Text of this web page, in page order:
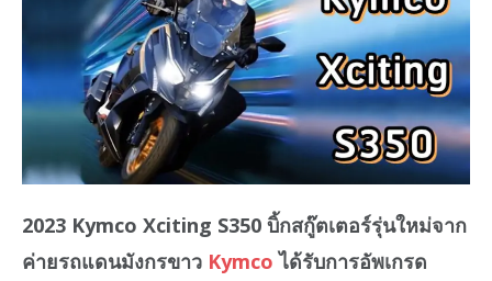
2023 Kymco Xciting S350 บิ้กสกู๊ตเตอร์รุ่นใหม่จาก
ค่ายรถแดนมังกรขาว Kymco ได้รับการอัพเกรด